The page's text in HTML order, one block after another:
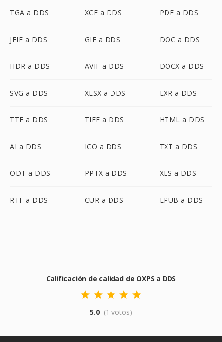
TGA a DDS XCF a DDS PDF a DDS
JFIF a DDS GIF a DDS DOC a DDS
HDR a DDS AVIF a DDS DOCX a DDS
SVG a DDS XLSX a DDS EXR a DDS
TTF a DDS TIFF a DDS HTML a DDS
AI a DDS ICO a DDS TXT a DDS
ODT a DDS PPTX a DDS XLS a DDS
RTF a DDS CUR a DDS EPUB a DDS
Calificación de calidad de OXPS a DDS
5.0 (1 votos)